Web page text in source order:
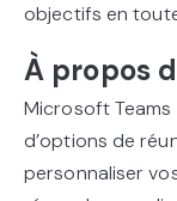
objectifs en
À propos
Microsoft
d’options de
personnaliser